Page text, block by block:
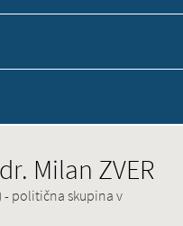
Milan ZVER
- politična skupina v